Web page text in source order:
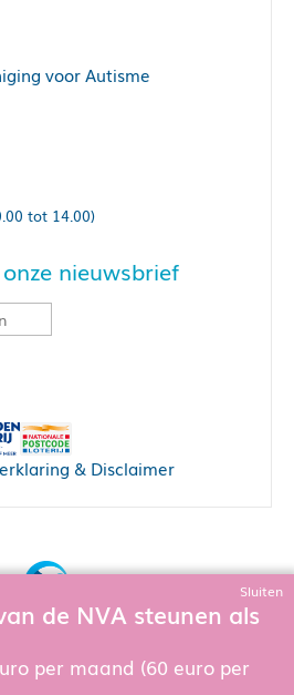
voor Autisme
tot 14.00)
nieuwsbrief
& Disclaimer
Sluiten
de NVA steunen als
per maand (60 euro per